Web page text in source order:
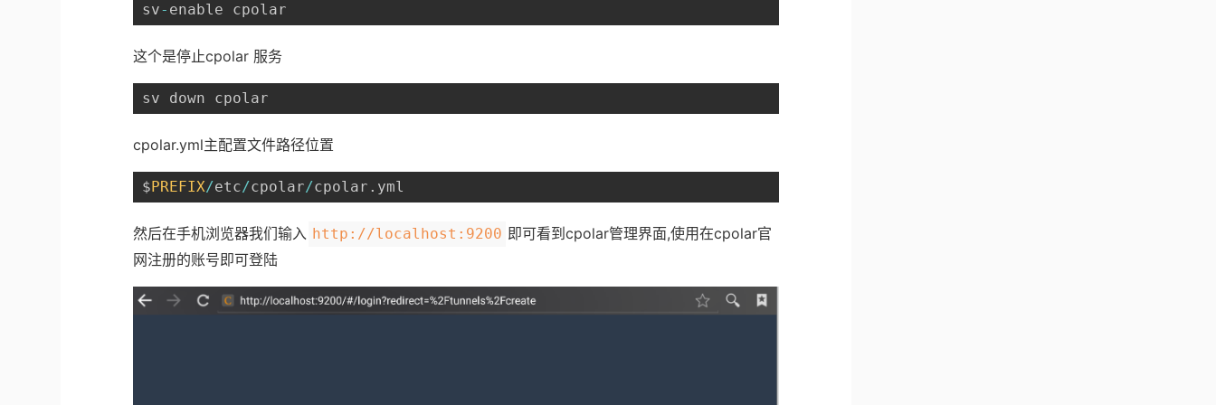
sv- enable cpolar
这个是停止cpolar 服务
sv down cpolar
cpolar.yml主配置文件路径位置
$ PREFIX/etc/cpolar/cpolar . yml
然后在手机浏览器我们输入 http://localhost:9200 即可看到cpolar管理界面,使用在cpolar官
网注册的账号即可登陆